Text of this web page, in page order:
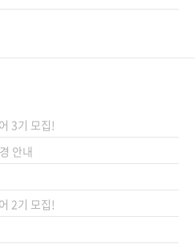
프트웨
업적은
에니그
적인 역
그런데
3기 모집!
안내
2기 모집!